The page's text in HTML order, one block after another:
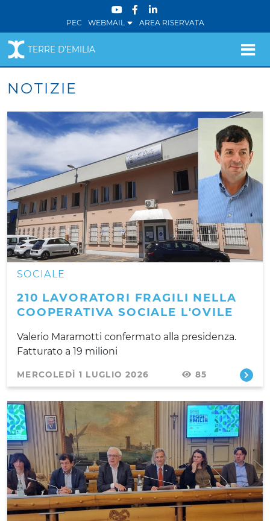
PEC WEBMAIL AREA RISERVATA
TERRE D'EMILIA
NOTIZIE
SOCIALE
210 LAVORATORI FRAGILI NELLA
COOPERATIVA SOCIALE L'OVILE
Valerio Maramotti confermato alla presidenza.
Fatturato a 19 milioni
MERCOLEDÌ 1 LUGLIO 2026 85